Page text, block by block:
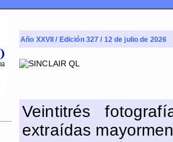
Año XXVII / Edición 327 / 12 de julio de 2026
Veintitrés
extraídas